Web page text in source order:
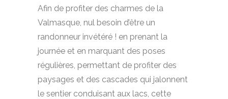
Afin de profiter des charmes de la
Valmasque, nul besoin d’être un
randonneur invétéré ! en prenant la
journée et en marquant des poses
régulières, permettant de profiter des
paysages et des cascades qui jalonnent
le sentier conduisant aux lacs, cette